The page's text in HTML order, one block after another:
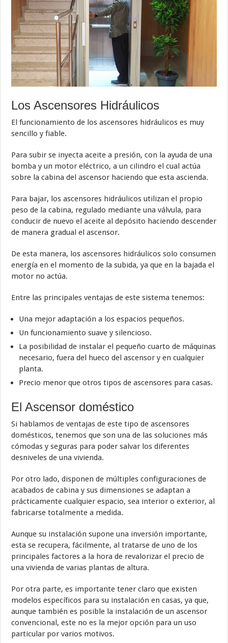
Los Ascensores Hidráulicos
El funcionamiento de los ascensores hidráulicos es muy
sencillo y fiable.
Para subir se inyecta aceite a presión, con la ayuda de una
bomba y un motor eléctrico, a un cilindro el cual actúa
sobre la cabina del ascensor haciendo que esta ascienda.
Para bajar, los ascensores hidráulicos utilizan el propio
peso de la cabina, regulado mediante una válvula, para
conducir de nuevo el aceite al depósito haciendo descender
de manera gradual el ascensor.
De esta manera, los ascensores hidráulicos solo consumen
energía en el momento de la subida, ya que en la bajada el
motor no actúa.
Entre las principales ventajas de este sistema tenemos:
Una mejor adaptación a los espacios pequeños.
Un funcionamiento suave y silencioso.
La posibilidad de instalar el pequeño cuarto de máquinas
necesario, fuera del hueco del ascensor y en cualquier
planta.
Precio menor que otros tipos de ascensores para casas.
El Ascensor doméstico
Si hablamos de ventajas de este tipo de ascensores
domésticos, tenemos que son una de las soluciones más
cómodas y seguras para poder salvar los diferentes
desniveles de una vivienda.
Por otro lado, disponen de múltiples configuraciones de
acabados de cabina y sus dimensiones se adaptan a
prácticamente cualquier espacio, sea interior o exterior, al
fabricarse totalmente a medida.
Aunque su instalación supone una inversión importante,
esta se recupera, fácilmente, al tratarse de uno de los
principales factores a la hora de revalorizar el precio de
una vivienda de varias plantas de altura.
Por otra parte, es importante tener claro que existen
modelos específicos para su instalación en casas, ya que,
aunque también es posible la instalación de un ascensor
convencional, este no es la mejor opción para un uso
particular por varios motivos.